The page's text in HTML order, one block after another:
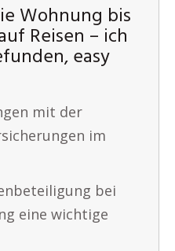
Wohnung bis
Reisen – ich
easy
mit der
im
bei
eine wichtige